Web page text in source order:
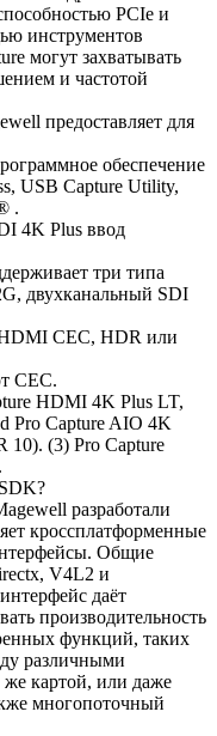
PCIe и
инструментов
могут захватывать
и частотой
предоставляет для
обеспечение
USB Capture Utility,
.
4K Plus ввод
три типа
двухканальный SDI
CEC, HDR или
CEC.
HDMI 4K Plus LT,
Pro Capture AIO 4K
10). (3) Pro Capture
разработали
кроссплатформенные
Общие
V4L2 и
даёт
производительность
функций, таких
различными
картой, или даже
многопоточный